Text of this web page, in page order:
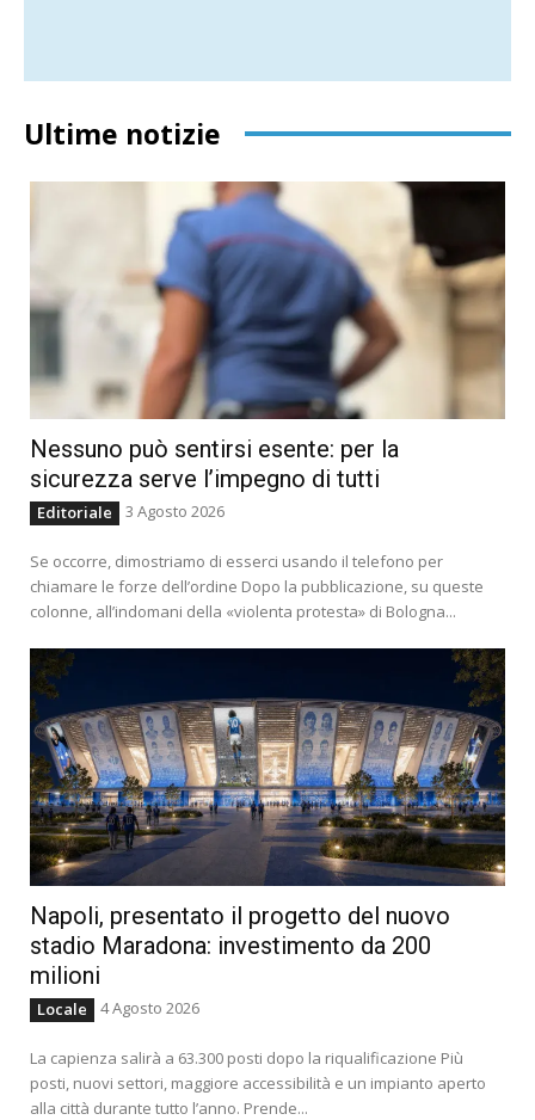
Ultime notizie
Nessuno può sentirsi esente: per la
sicurezza serve l’impegno di tutti
Editoriale 3 Agosto 2026
Se occorre, dimostriamo di esserci usando il telefono per
chiamare le forze dell’ordine Dopo la pubblicazione, su queste
colonne, all’indomani della «violenta protesta» di Bologna...
Napoli, presentato il progetto del nuovo
stadio Maradona: investimento da 200
milioni
Locale 4 Agosto 2026
La capienza salirà a 63.300 posti dopo la riqualificazione Più
posti, nuovi settori, maggiore accessibilità e un impianto aperto
alla città durante tutto l’anno. Prende...